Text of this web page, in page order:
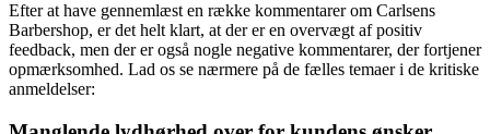
Efter at have gennemlæst en række kommentarer om Carlsens
Barbershop, er det helt klart, at der er en overvægt af positiv
feedback, men der er også nogle negative kommentarer, der fortjener
opmærksomhed. Lad os se nærmere på de fælles temaer i de kritiske
anmeldelser: